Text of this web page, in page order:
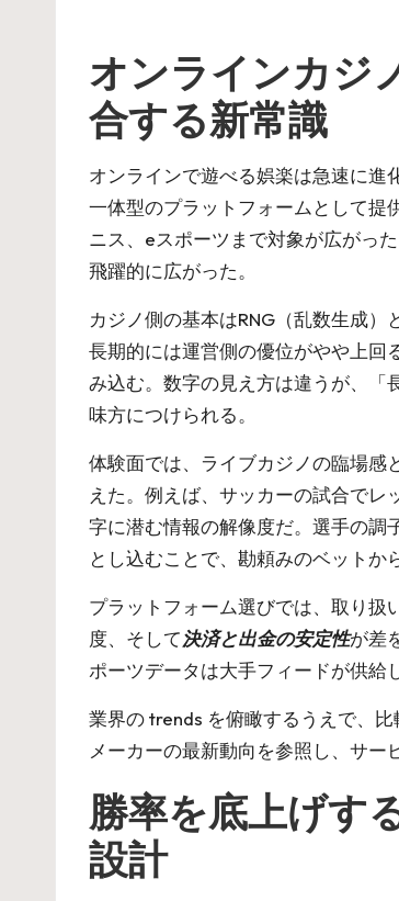
オンラインカジ
合する新常識
オンラインで遊べる娯楽は急速に進
一体型のプラットフォームとして提
ニス、eスポーツまで対象が広がっ
飛躍的に広がった。
カジノ側の基本はRNG（乱数生成
長期的には運営側の優位がやや上回
み込む。数字の見え方は違うが、「
味方につけられる。
体験面では、ライブカジノの臨場感
えた。例えば、サッカーの試合で
字に潜む情報の解像度だ。選手の調
とし込むことで、勘頼みのベットか
プラットフォーム選びでは、取り扱
度、そして決済と出金の安定性が差
ポーツデータは大手フィードが供給
業界の trends を俯瞰するうえで、
メーカーの最新動向を参照し、サー
勝率を底上げす
設計